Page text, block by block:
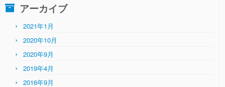
リ
アーカイブ
2021年1月
2020年10月
2020年9月
2019年4月
2016年9月